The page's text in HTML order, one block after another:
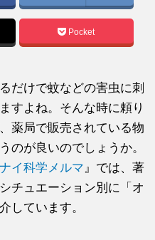
Pocket
だけで蚊などの害虫に刺
すよね。そんな時に頼り
薬局で販売されている物
のが良いのでしょうか。
イ科学メルマ 』では、著
チュエーション別に「オ
しています。